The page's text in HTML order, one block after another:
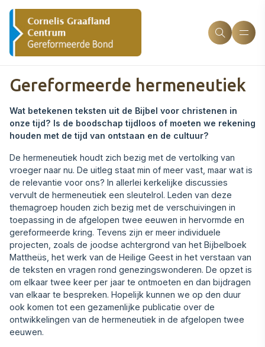
Gereformeerde hermeneutiek
Wat betekenen teksten uit de Bijbel voor christenen in
onze tijd? Is de boodschap tijdloos of moeten we rekening
houden met de tijd van ontstaan en de cultuur?
De hermeneutiek houdt zich bezig met de vertolking van
vroeger naar nu. De uitleg staat min of meer vast, maar wat is
de relevantie voor ons? In allerlei kerkelijke discussies
vervult de hermeneutiek een sleutelrol. Leden van deze
themagroep houden zich bezig met de verschuivingen in
toepassing in de afgelopen twee eeuwen in hervormde en
gereformeerde kring. Tevens zijn er meer individuele
projecten, zoals de joodse achtergrond van het Bijbelboek
Mattheüs, het werk van de Heilige Geest in het verstaan van
de teksten en vragen rond genezingswonderen. De opzet is
om elkaar twee keer per jaar te ontmoeten en dan bijdragen
van elkaar te bespreken. Hopelijk kunnen we op den duur
ook komen tot een gezamenlijke publicatie over de
ontwikkelingen van de hermeneutiek in de afgelopen twee
eeuwen.